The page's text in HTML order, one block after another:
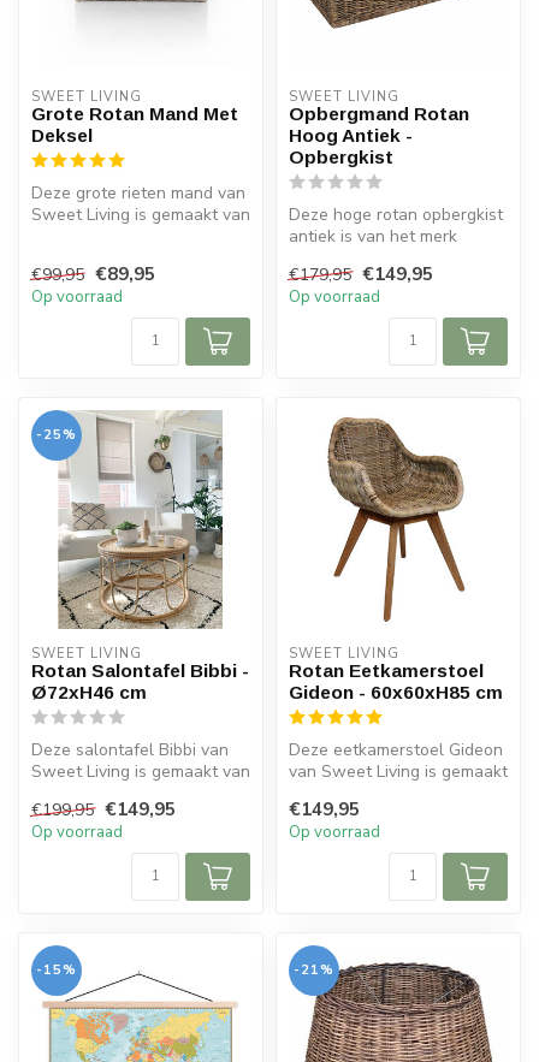
SWEET LIVING
Grote Rotan Mand Met
Deksel
Deze grote rieten mand van
Sweet Living is gemaakt van
€99,95 €89,95
Op voorraad
SWEET LIVING
Opbergmand Rotan
Hoog Antiek -
Opbergkist
Deze hoge rotan opbergkist
antiek is van het merk
mand is...
€179,95 €149,95
Op voorraad
-25%
SWEET LIVING
Rotan Salontafel Bibbi -
Ø72xH46 cm
Deze salontafel Bibbi van
Sweet Living is gemaakt van
€199,95 €149,95
Op voorraad
SWEET LIVING
Rotan Eetkamerstoel
Gideon - 60x60xH85 cm
Deze eetkamerstoel Gideon
van Sweet Living is gemaakt
€149,95
Op voorraad
-15% -21%